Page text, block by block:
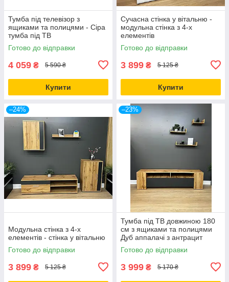
Тумба під телевізор з
ящиками та полицями - Сіра
тумба під ТВ
Готово до відправки
4 059 ₴ 5 590 ₴
Купити
Сучасна стінка у вітальню -
модульна стінка з 4-х
елементів
Готово до відправки
3 899 ₴ 5 125 ₴
Купити
–24%
Модульна стінка з 4-х
елементів - стінка у вітальню
Готово до відправки
3 899 ₴ 5 125 ₴
–23%
Тумба під ТВ довжиною 180
см з ящиками та полицями
Дуб аппалачі з антрацит
Готово до відправки
3 999 ₴ 5 170 ₴